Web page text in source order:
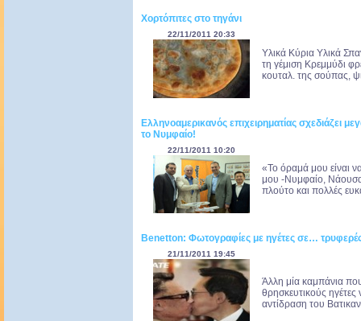
Χορτόπιτες στο τηγάνι
22/11/2011 20:33
Υλικά Κύρια Υλικά
τη γέμιση Κρεμμύδι
κουταλ. της σούπας,
Ελληνοαμερικανός επιχειρηματίας σχεδιάζει
το Νυμφαίο!
22/11/2011 10:20
«Το όραμά μου είναι
μου -Νυμφαίο, Νάουσα,
πλούτο και πολλές
Benetton: Φωτογραφίες με ηγέτες σε… τρυφερές
21/11/2011 19:45
Άλλη μία καμπάνια
θρησκευτικούς
αντίδραση του